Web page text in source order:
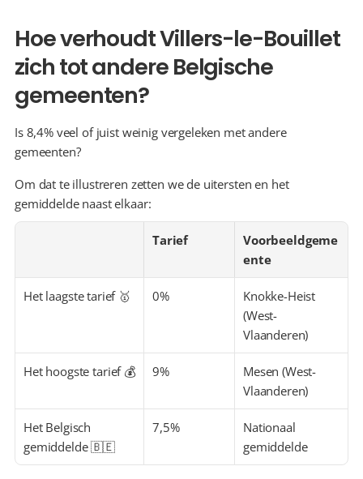
Hoe verhoudt Villers-le-Bouillet
zich tot andere Belgische
gemeenten?
Is 8,4% veel of juist weinig vergeleken met andere
gemeenten?
Om dat te illustreren zetten we de uitersten en het
gemiddelde naast elkaar:
Tarief
Voorbeeldgeme
ente
Het laagste tarief 🥇 0%
Knokke-Heist
(West-
Vlaanderen)
Het hoogste tarief 💰 9%
Mesen (West-
Vlaanderen)
Het Belgisch
gemiddelde 🇧🇪
7,5%
Nationaal
gemiddelde